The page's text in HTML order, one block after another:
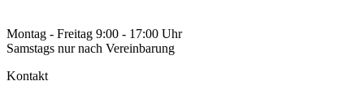
Montag - Freitag 9:00 - 17:00 Uhr
Samstags nur nach Vereinbarung
Kontakt